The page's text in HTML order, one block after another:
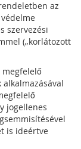
az
szervezési
(„korlátozott
megfelelő
jogellenes
is ideértve